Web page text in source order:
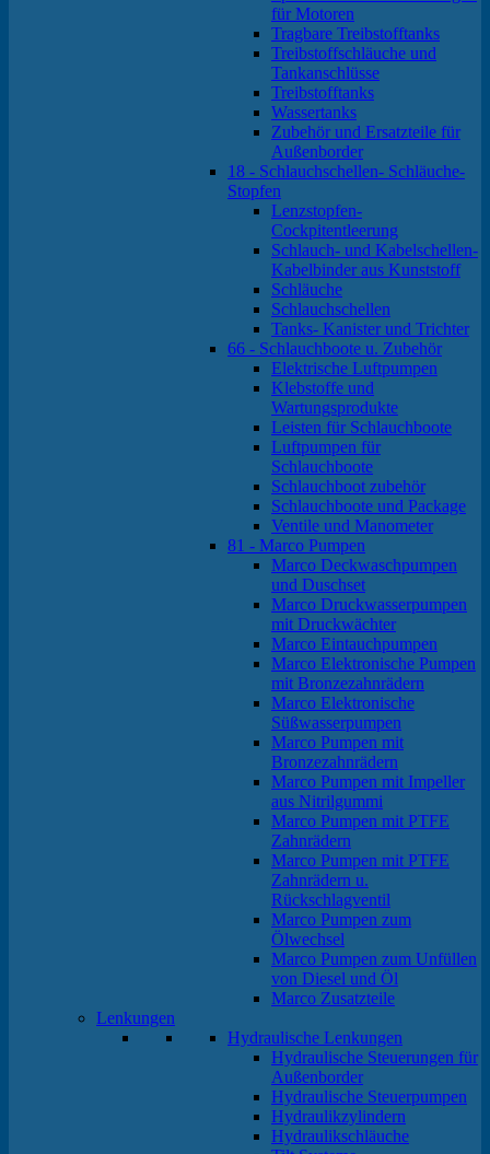
für Motoren
Tragbare Treibstofftanks
Treibstoffschläuche und
Tankanschlüsse
Treibstofftanks
Wassertanks
Zubehör und Ersatzteile für
Außenborder
18 - Schlauchschellen- Schläuche-
Stopfen
Lenzstopfen-
Cockpitentleerung
Schlauch- und Kabelschellen-
Kabelbinder aus Kunststoff
Schläuche
Schlauchschellen
Tanks- Kanister und Trichter
66 - Schlauchboote u. Zubehör
Elektrische Luftpumpen
Klebstoffe und
Wartungsprodukte
Leisten für Schlauchboote
Luftpumpen für
Schlauchboote
Schlauchboot zubehör
Schlauchboote und Package
Ventile und Manometer
81 - Marco Pumpen
Marco Deckwaschpumpen
und Duschset
Marco Druckwasserpumpen
mit Druckwächter
Marco Eintauchpumpen
Marco Elektronische Pumpen
mit Bronzezahnrädern
Marco Elektronische
Süßwasserpumpen
Marco Pumpen mit
Bronzezahnrädern
Marco Pumpen mit Impeller
aus Nitrilgummi
Marco Pumpen mit PTFE
Zahnrädern
Marco Pumpen mit PTFE
Zahnrädern u.
Rückschlagventil
Marco Pumpen zum
Ölwechsel
Marco Pumpen zum Unfüllen
von Diesel und Öl
Marco Zusatzteile
Lenkungen
Hydraulische Lenkungen
Hydraulische Steuerungen für
Außenborder
Hydraulische Steuerpumpen
Hydraulikzylindern
Hydraulikschläuche